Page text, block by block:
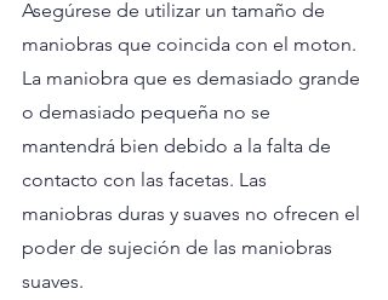
Asegúrese de utilizar un tamaño de
maniobras que coincida con el moton.
La maniobra que es demasiado grande
o demasiado pequeña no se
mantendrá bien debido a la falta de
contacto con las facetas. Las
maniobras duras y suaves no ofrecen el
poder de sujeción de las maniobras
suaves.